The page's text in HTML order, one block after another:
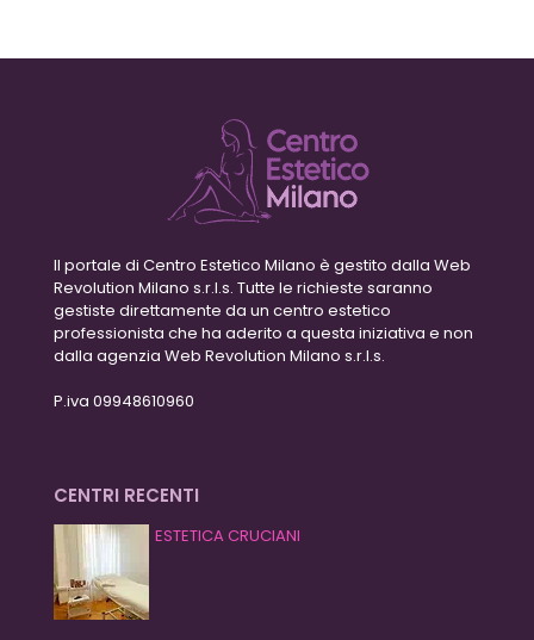
Il portale di Centro Estetico Milano è gestito dalla Web
Revolution Milano s.r.l.s. Tutte le richieste saranno
gestiste direttamente da un centro estetico
professionista che ha aderito a questa iniziativa e non
dalla agenzia Web Revolution Milano s.r.l.s.
P.iva 09948610960
CENTRI RECENTI
ESTETICA CRUCIANI